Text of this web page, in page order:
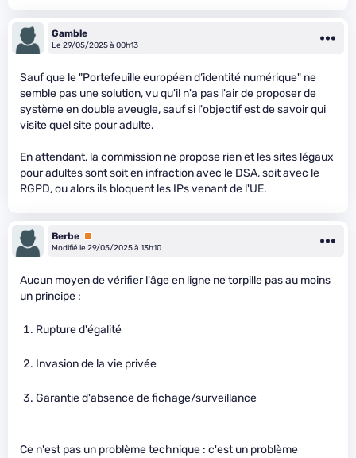
Gamble
Le 29/05/2025 à 00h13
Sauf que le "Portefeuille européen d’identité numérique" ne
semble pas une solution, vu qu'il n'a pas l'air de proposer de
système en double aveugle, sauf si l'objectif est de savoir qui
visite quel site pour adulte.
En attendant, la commission ne propose rien et les sites légaux
pour adultes sont soit en infraction avec le DSA, soit avec le
RGPD, ou alors ils bloquent les IPs venant de l'UE.
Berbe Premium
Modifié le 29/05/2025 à 13h10
Aucun moyen de vérifier l'âge en ligne ne torpille pas au moins
un principe :
Rupture d'égalité
Invasion de la vie privée
Garantie d'absence de fichage/surveillance
Ce n'est pas un problème technique : c'est un problème